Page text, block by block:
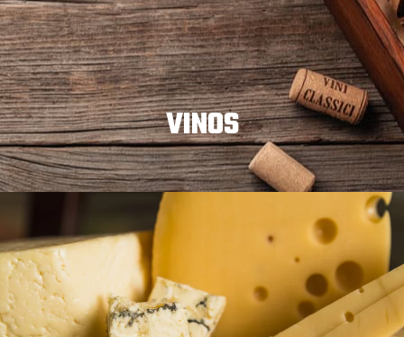
MARISCOS Y PESCADOS
VINOS